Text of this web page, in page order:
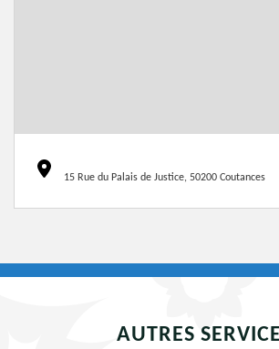
15 Rue du Palais de Justice, 50200 Coutances
AUTRES